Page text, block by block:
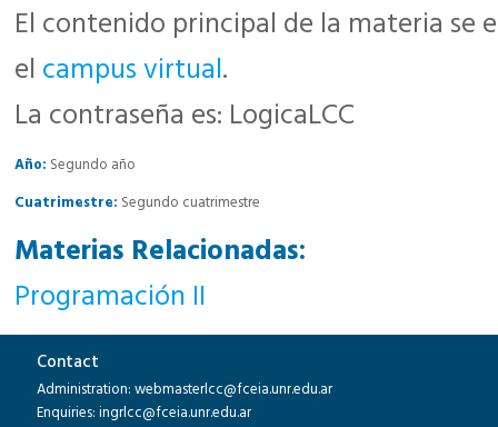
El contenido principal de la materia se
el campus virtual.
La contraseña es: LogicaLCC
Año: Segundo año
Cuatrimestre: Segundo cuatrimestre
Materias Relacionadas:
Programación II
Contact
Administration: webmasterlcc@fceia.unr.edu.ar
Enquiries: ingrlcc@fceia.unr.edu.ar